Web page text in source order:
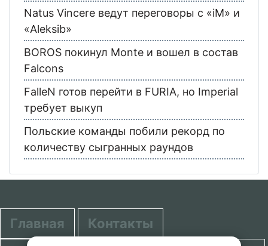
Natus Vincere ведут переговоры с «iM» и
«Aleksib»
BOROS покинул Monte и вошел в состав
Falcons
FalleN готов перейти в FURIA, но Imperial
требует выкуп
Польские команды побили рекорд по
количеству сыгранных раундов
Главная Контакты